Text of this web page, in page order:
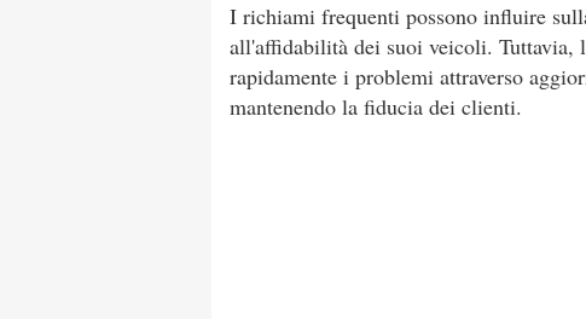
I richiami frequenti possono influire
all'affidabilità dei suoi veicoli. Tuttavia,
rapidamente i problemi attraverso
mantenendo la fiducia dei clienti.